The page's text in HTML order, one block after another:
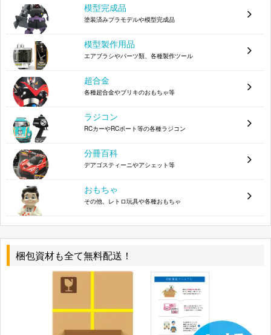
アルター すーぱーそに子 水着サンタVer. 1/7 4560228203448
ホビージャパン 1/8 レヴィアタン 4981932504940
ホビージャパン 1/8 ルシファー 4981932507750
オルカトイズ 黒猫・MIZUGIバージョン 1/7
コトブキヤ 呂蒙子明 スク水
GSIクレオス プロコンBOY WAトリガー ダブルア
クションタイプ PS275
4973028335194
グリフォンエンタープライズ 黒雪姫 ~アクセ
ル・アサルトVer.~ 1/8
4582221157153
グッドスマイルカンパニー 島風 1/8 PVC製塗装済
み完成品
4571368442130
E2 第3弾 パレット
海洋堂 OSアイドル ウィンちゃん2
1/8 綾波レイ 竜人
ビーグル #05 TT-Butterfly 1/10 4562182880376
バンダイ 1/144 HG GNR-001E GNアームズTYPE-
E + GN-001 ガンダムエクシア トランザムモード
4543112531223
模型完成品
塗装済みプラモデルや模型完成品
模型製作用品
エアブラシやパーツ類、各種製作ツール
超合金
各種超合金やブリキのおもちゃ等
ラジコン
RCカーやRCボート等の各種ラジコン
分冊百科
デアゴスティーニやアシェット等
おもちゃ
その他、レトロ玩具や各種おもちゃ
梱包資材も全て無料配送！